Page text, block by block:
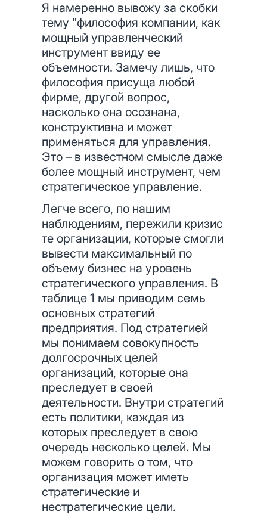
Я намеренно вывожу за скобки
тему "философия компании, как
мощный управленческий
инструмент ввиду ее
объемности. Замечу лишь, что
философия присуща любой
фирме, другой вопрос,
насколько она осознана,
конструктивна и может
применяться для управления.
Это – в известном смысле даже
более мощный инструмент, чем
стратегическое управление.
Легче всего, по нашим
наблюдениям, пережили кризис
те организации, которые смогли
вывести максимальный по
объему бизнес на уровень
стратегического управления. В
таблице 1 мы приводим семь
основных стратегий
предприятия. Под стратегией
мы понимаем совокупность
долгосрочных целей
организаций, которые она
преследует в своей
деятельности. Внутри стратегий
есть политики, каждая из
которых преследует в свою
очередь несколько целей. Мы
можем говорить о том, что
организация может иметь
стратегические и
нестратегические цели.